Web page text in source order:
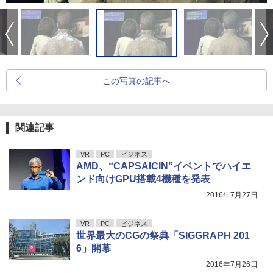
この写真の記事へ
関連記事
VR PC ビジネス
AMD、“CAPSAICIN”イベントでハイエ
ンド向けGPU搭載4機種を発表
2016年7月27日
VR PC ビジネス
世界最大のCGの祭典「SIGGRAPH 201
6」開幕
2016年7月26日